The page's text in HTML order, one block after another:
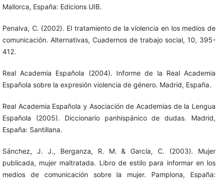
Mallorca, España: Edicions UIB.
Penalva, C. (2002). El tratamiento de la violencia en los medios de
comunicación. Alternativas, Cuadernos de trabajo social, 10, 395-
412.
Real Academia Española (2004). Informe de la Real Academia
Española sobre la expresión violencia de género. Madrid, España.
Real Academia Española y Asociación de Academias de la Lengua
Española (2005). Diccionario panhispánico de dudas. Madrid,
España: Santillana.
Sánchez, J. J., Berganza, R. M. & García, C. (2003). Mujer
publicada, mujer maltratada. Libro de estilo para informar en los
medios de comunicación sobre la mujer. Pamplona, España: